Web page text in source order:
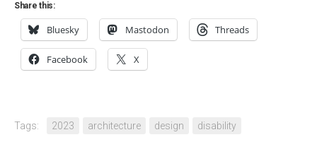
Share this:
Bluesky Mastodon Threads
Facebook X
Tags: 2023 architecture design disability